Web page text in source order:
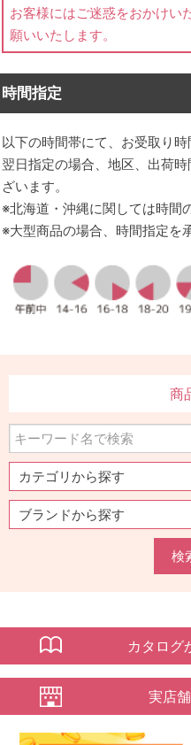
お客様にはご迷惑をおかけい
願いいたします。
時間指定
以下の時間帯にて、お受取り時
翌日指定の場合、地区、出荷
ざいます。
※北海道・沖縄に関しては時間
※大型商品の場合、時間指定を
商
検
カタログ
実店